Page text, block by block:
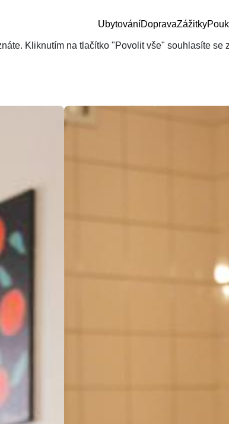
UbytováníDopravaZážitky
Kliknutím na tlačítko "Povolit vše" souhlasíte se